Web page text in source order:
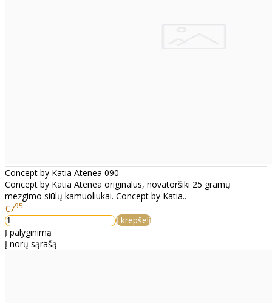
Concept by Katia Atenea 090
Concept by Katia Atenea originalūs, novatoršiki 25 gramų
mezgimo siūlų kamuoliukai. Concept by Katia..
€795
Į krepšelį
Į palyginimą
Į norų sąrašą